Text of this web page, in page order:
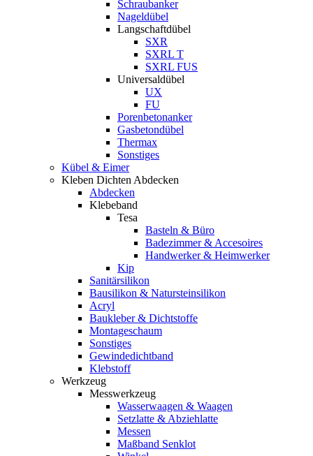
Schraubanker
Nageldübel
Langschaftdübel
SXR
SXRL T
SXRL FUS
Universaldübel
UX
FU
Porenbetonanker
Gasbetondübel
Thermax
Sonstiges
Kübel & Eimer
Kleben Dichten Abdecken
Abdecken
Klebeband
Tesa
Basteln & Büro
Badezimmer & Accesoires
Handwerker & Heimwerker
Kip
Sanitärsilikon
Bausilikon & Natursteinsilikon
Acryl
Baukleber & Dichtstoffe
Montageschaum
Sonstiges
Gewindedichtband
Klebstoff
Werkzeug
Messwerkzeug
Wasserwaagen & Waagen
Setzlatte & Abziehlatte
Messen
Maßband Senklot